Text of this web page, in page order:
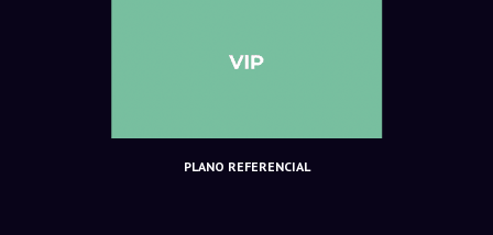
PLANO REFERENCIAL